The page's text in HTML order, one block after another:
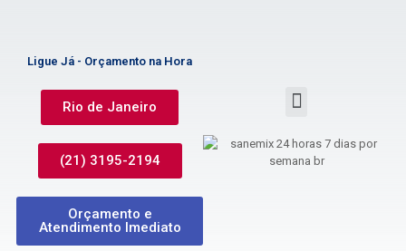
Ligue Já - Orçamento na Hora
Rio de Janeiro
(21) 3195-2194
Orçamento e
Atendimento Imediato